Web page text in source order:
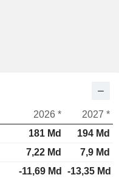
2026 *
2027 *
181 Md
194 Md
7,22 Md
7,9 Md
-11,69 Md -13,35 Md